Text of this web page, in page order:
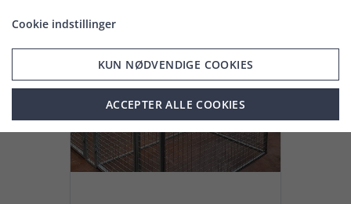
Cookie indstillinger
KUN NØDVENDIGE COOKIES
ACCEPTER ALLE COOKIES